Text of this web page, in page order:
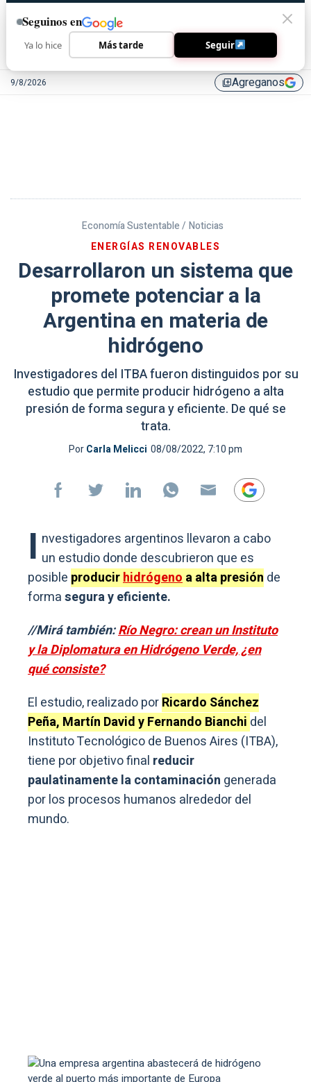
9/8/2026 library_addAgreganos
Economía Sustentable / Noticias
ENERGÍAS RENOVABLES
Desarrollaron un sistema que
promete potenciar a la
Argentina en materia de
hidrógeno
Investigadores del ITBA fueron distinguidos por su
estudio que permite producir hidrógeno a alta
presión de forma segura y eficiente. De qué se
trata.
PorCarla Melicci 08/08/2022, 7:10 pm
I nvestigadores argentinos llevaron a cabo
un estudio donde descubrieron que es
posible producirhidrógenoa alta presión de
formasegura y eficiente.
//Mirá también:Río Negro: crean un Instituto
y la Diplomatura en Hidrógeno Verde, ¿en
qué consiste?
El estudio, realizado porRicardo Sánchez
Peña, Martín David y Fernando Bianchi del
Instituto Tecnológico de Buenos Aires (ITBA),
tiene por objetivo final reducir
paulatinamente la contaminación generada
por los procesos humanos alrededor del
mundo.
Seguinos en
Ya lo hice Más tarde Seguir